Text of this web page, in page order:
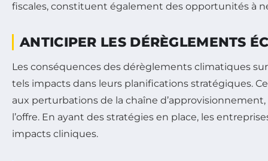
fiscales, constituent également des opportunités à
ANTICIPER LES DÉRÈGLEMENTS
Les conséquences des dérèglements climatiques
tels impacts dans leurs planifications stratégiques.
aux perturbations de la chaîne
l’offre. En ayant des stratégies en place, les
impacts cliniques.